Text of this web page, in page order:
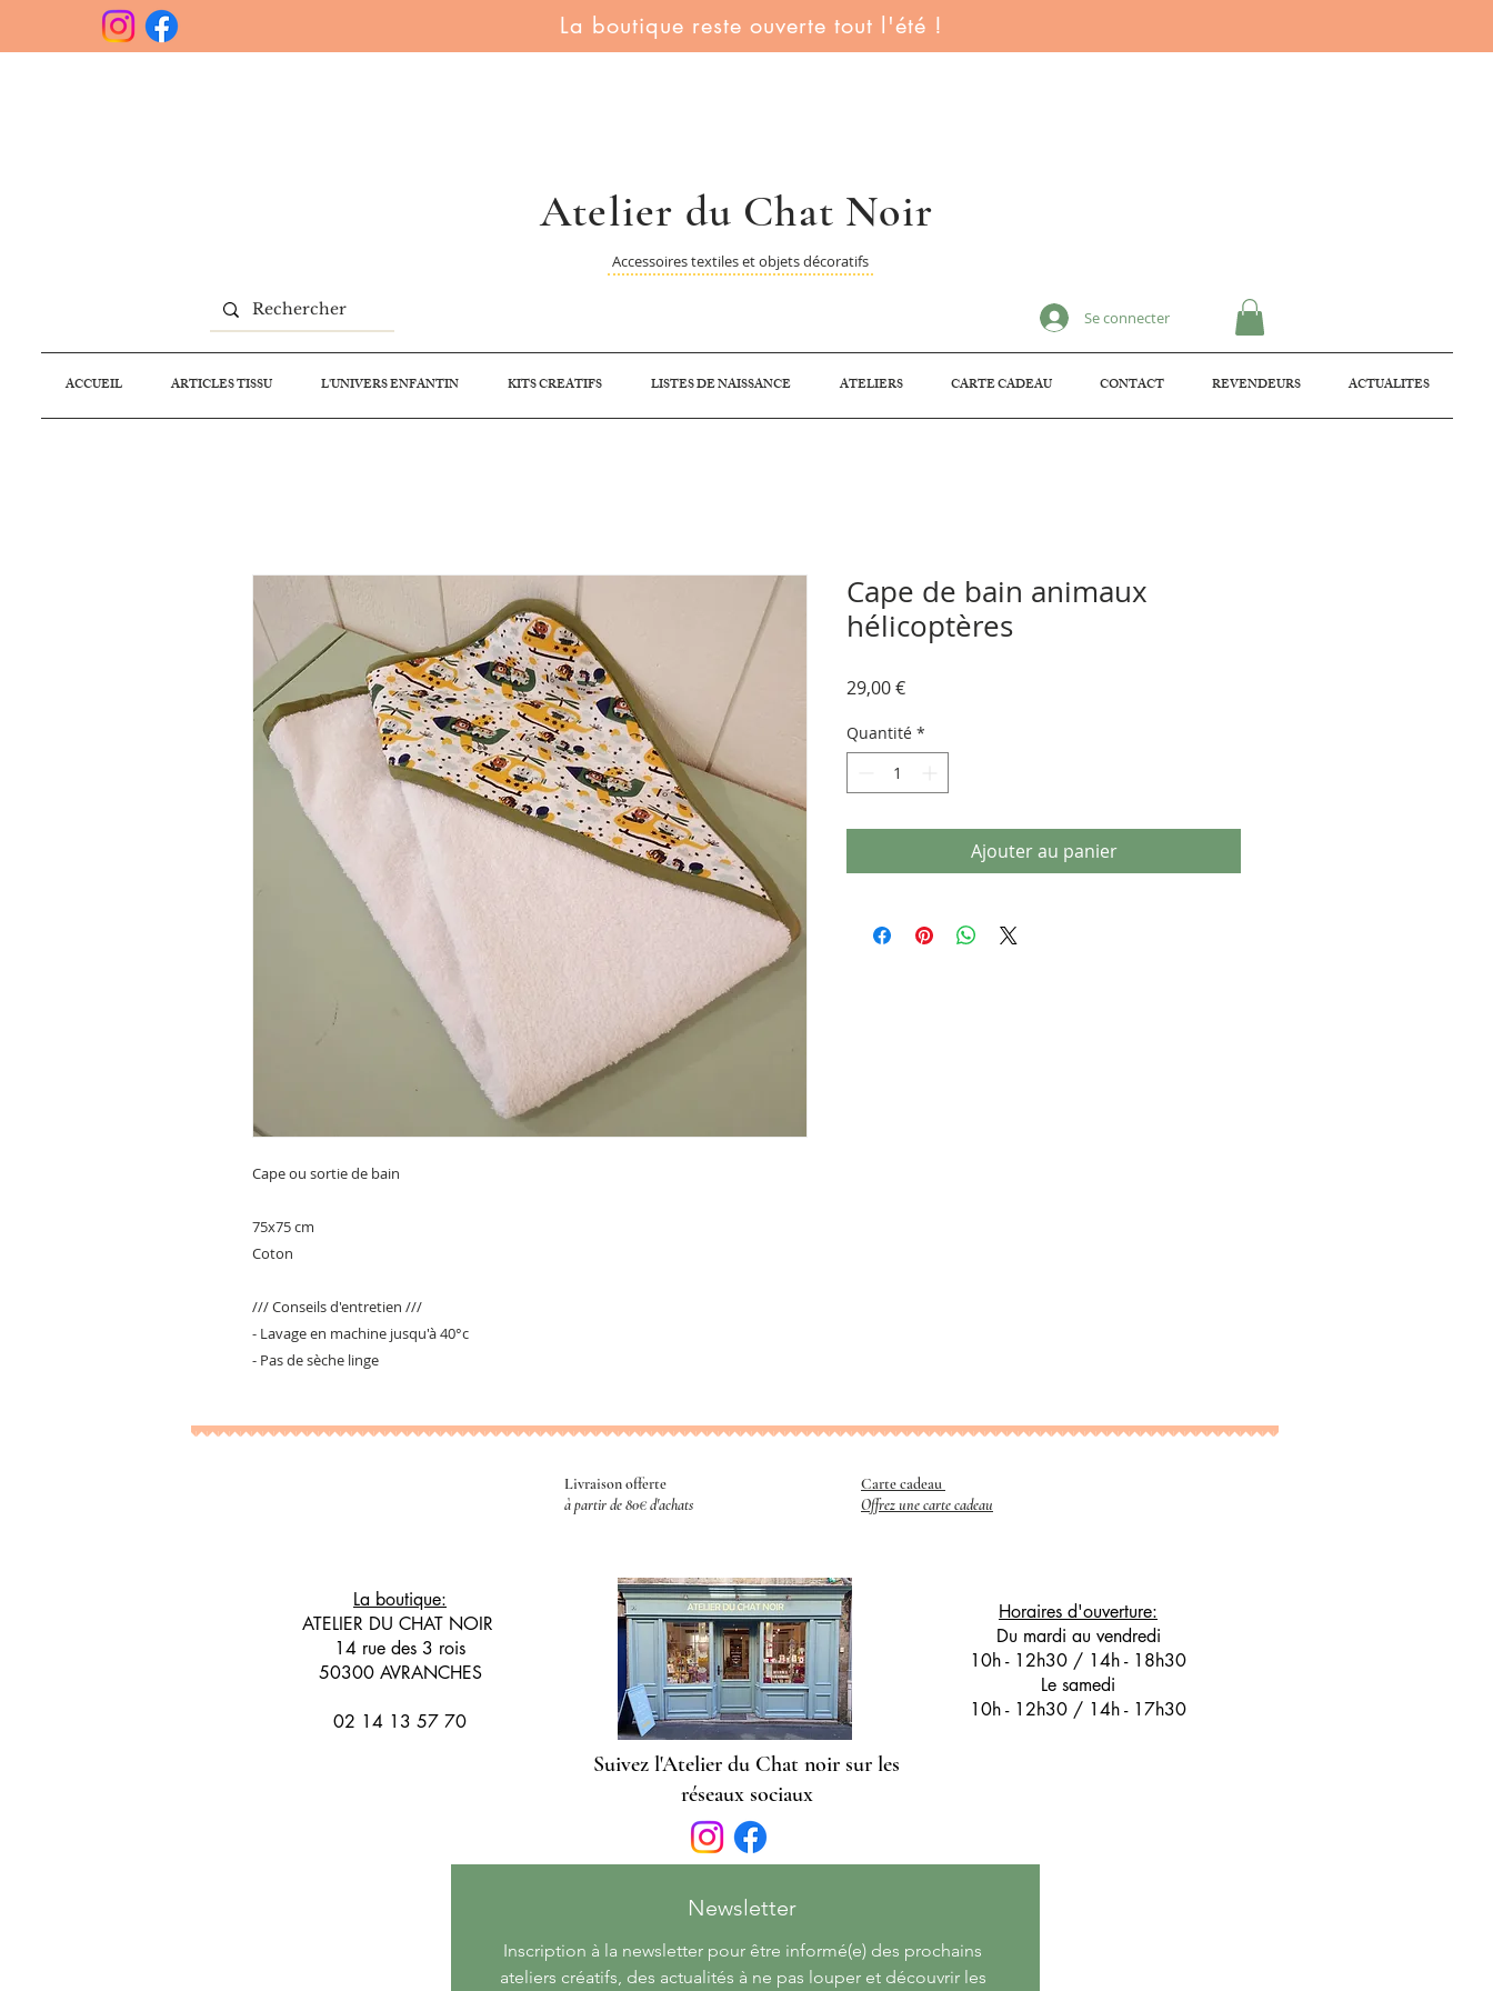
La boutique reste ouverte tout l'été !
Atelier du Chat Noir
Accessoires textiles et objets décoratifs
Se connecter
ACCUEIL ARTICLES TISSU L'UNIVERS ENFANTIN KITS CREATIFS LISTES DE NAISSANCE ATELIERS CARTE CADEAU CONTACT REVENDEURS ACTUALITES
Cape ou sortie de bain
75x75 cm
Coton
/// Conseils d'entretien ///
- Lavage en machine jusqu'à 40°c
- Pas de sèche linge
Cape de bain animaux
hélicoptères
29,00 €Prix
Quantité *
Ajouter au panier
Livraison offerte
à partir de 80€ d'achats
Carte cadeau
Offrez une carte cadeau
La boutique:
ATELIER DU CHAT NOIR
14 rue des 3 rois
50300 AVRANCHES
02 14 13 57 70
Horaires d'ouverture:
Du mardi au vendredi
10h - 12h30 / 14h - 18h30
Le samedi
10h - 12h30 / 14h - 17h30
Suivez l'Atelier du Chat noir sur les
réseaux sociaux
Inscription à la newsletter pour être informé(e) des prochains
ateliers créatifs, des actualités à ne pas louper et découvrir les